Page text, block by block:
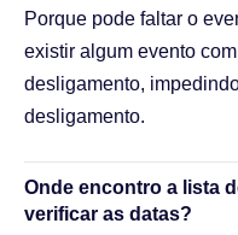
Porque pode faltar o
existir algum evento
desligamento,
desligamento.
Onde encontro a lista
verificar as datas?